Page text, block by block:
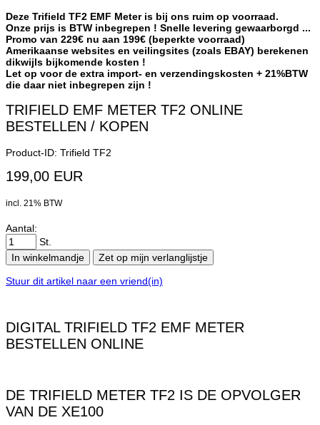
Deze Trifield TF2 EMF Meter is bij ons ruim op voorraad.
Onze prijs is BTW inbegrepen ! Snelle levering gewaarborgd ...
Promo van 229€ nu aan 199€ (beperkte voorraad)
Amerikaanse websites en veilingsites (zoals EBAY) berekenen
dikwijls bijkomende kosten !
Let op voor de extra import- en verzendingskosten + 21%BTW
die daar niet inbegrepen zijn !
TRIFIELD EMF METER TF2 ONLINE
BESTELLEN / KOPEN
Product-ID: Trifield TF2
199,00 EUR
incl. 21% BTW
Aantal:
St.
In winkelmandje
Zet op mijn verlanglijstje
Stuur dit artikel naar een vriend(in)
DIGITAL TRIFIELD TF2 EMF METER
BESTELLEN ONLINE
DE TRIFIELD METER TF2 IS DE OPVOLGER
VAN DE XE100